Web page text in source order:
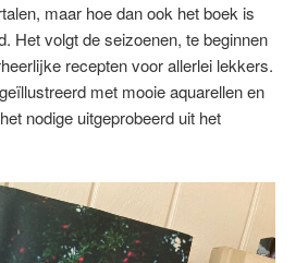
maar hoe dan ook het boek is
Het volgt de seizoenen, te beginnen
recepten voor allerlei lekkers.
met mooie aquarellen en
nodige uitgeprobeerd uit het